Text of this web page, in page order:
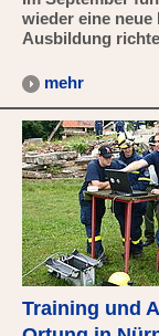
wieder eine
Ausbildung
mehr
Training und